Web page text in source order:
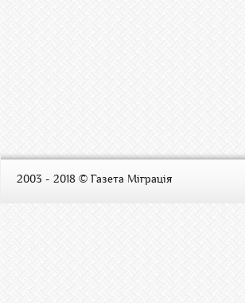
2003 - 2018 © Газета Міграція